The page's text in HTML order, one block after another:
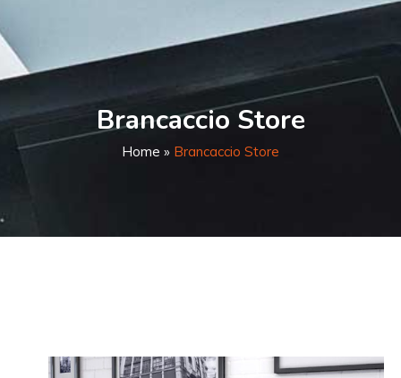
Brancaccio Store
Home » Brancaccio Store